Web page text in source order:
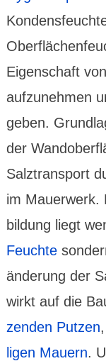
Eigen­schaft
aufzu­nehmen
geben.
der
Salz­trans­port
im Mauer­werk.
bil­dung liegt
Feuchte
änderung der
wirkt auf die
zenden Putzen,
ligen Mauern.